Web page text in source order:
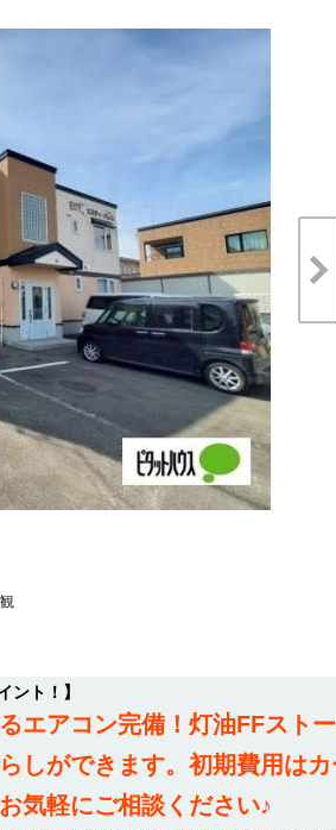
ント！】
エアコン完備！灯油FFスト
しができます。初期費用は
気軽にご相談ください♪